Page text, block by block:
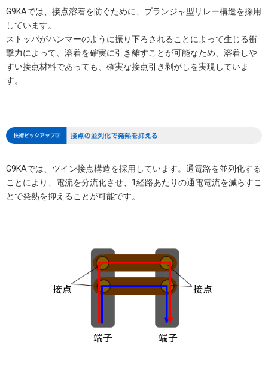
G9KAでは、接点溶着を防ぐために、プランジャ型リレー構造を採用
しています。
ストッパがハンマーのように振り下ろされることによって生じる衝
撃力によって、溶着を確実に引き離すことが可能なため、溶着しや
すい接点材料であっても、確実な接点引き剥がしを実現していま
す。
G9KAでは、ツイン接点構造を採用しています。通電路を並列化する
ことにより、電流を分流化させ、1経路あたりの通電電流を減らすこ
とで発熱を抑えることが可能です。